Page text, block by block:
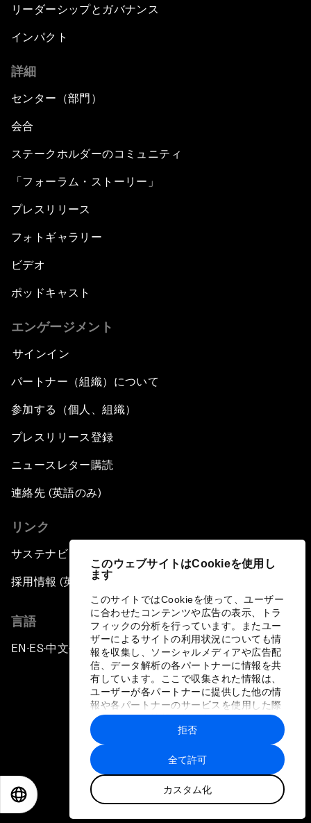
このウェブサイトはCookieを使用し
ます
このサイトではCookieを使って、ユーザー
に合わせたコンテンツや広告の表示、トラ
フィックの分析を行っています。またユー
ザーによるサイトの利用状況についても情
報を収集し、ソーシャルメディアや広告配
信、データ解析の各パートナーに情報を共
有しています。ここで収集された情報は、
ユーザーが各パートナーに提供した他の情
報や各パートナーのサービスを使用した際
に収集された情報と組み合わされ、各パー
トナーによって使用されることがありま
す。
全て許可
カスタム化
拒否
リーダーシップとガバナンス
インパクト
詳細
センター（部門）
会合
ステークホルダーのコミュニティ
「フォーラム・ストーリー」
プレスリリース
フォトギャラリー
ビデオ
ポッドキャスト
エンゲージメント
サインイン
パートナー（組織）について
参加する（個人、組織）
プレスリリース登録
ニュースレター購読
連絡先 (英語のみ)
リンク
サステナビリティへの取り組み
採用情報 (英語のみ)
言語
EN ▪ ES▪中文▪ 日本語
プライバシーポリシーと利用規約
サイトマップ
©
世界経済フォーラム